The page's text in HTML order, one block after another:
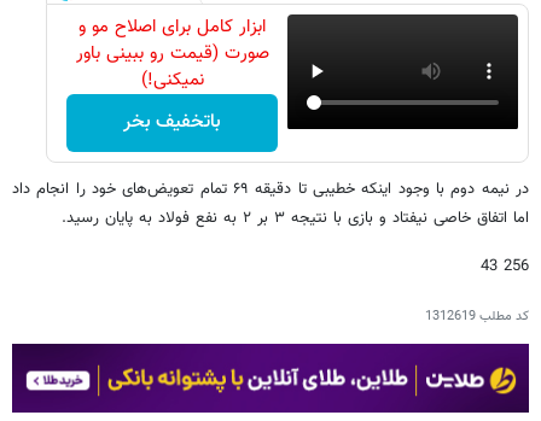
ابزار کامل برای اصلاح مو و
صورت (قیمت رو ببینی باور
نمیکنی!)
باتخفیف بخر
در نیمه دوم با وجود اینکه خطیبی تا دقیقه ۶۹ تمام تعویض‌های خود را انجام داد
اما اتفاق خاصی نیفتاد و بازی با نتیجه ۳ بر ۲ به نفع فولاد به پایان رسید.
256 43
کد مطلب1312619